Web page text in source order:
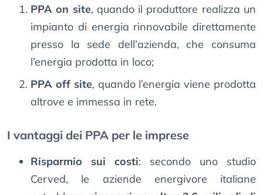
PPA on site, quando il produttore realizza un
impianto di energia rinnovabile direttamente
presso la sede dell’azienda, che consuma
l’energia prodotta in loco;
PPA off site, quando l’energia viene prodotta
altrove e immessa in rete.
I vantaggi dei PPA per le imprese
Risparmio sui costi: secondo uno studio
Cerved, le aziende energivore italiane